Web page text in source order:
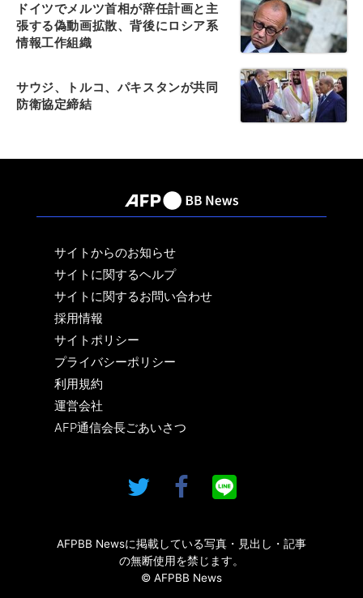
ドイツでメルツ首相が辞任計画と主
張する偽動画拡散、背後にロシア系
情報工作組織
サウジ、トルコ、パキスタンが共同
防衛協定締結
サイトからのお知らせ
サイトに関するヘルプ
サイトに関するお問い合わせ
採用情報
サイトポリシー
プライバシーポリシー
利用規約
運営会社
AFP通信会長ごあいさつ
AFPBB Newsに掲載している写真・見出し・記事
の無断使用を禁じます。
© AFPBB News